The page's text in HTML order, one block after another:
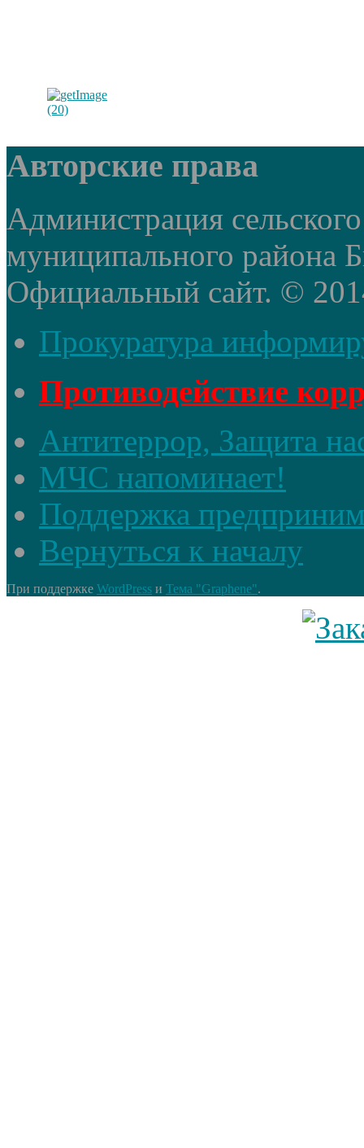
Авторские права
Администрация
муниципального района
Официальный сайт. ©
Прокуратура
Противодействие
Антитеррор, Защита
МЧС напоминает!
Поддержка
Вернуться к началу
При поддержке WordPress и Тема "Graphene".